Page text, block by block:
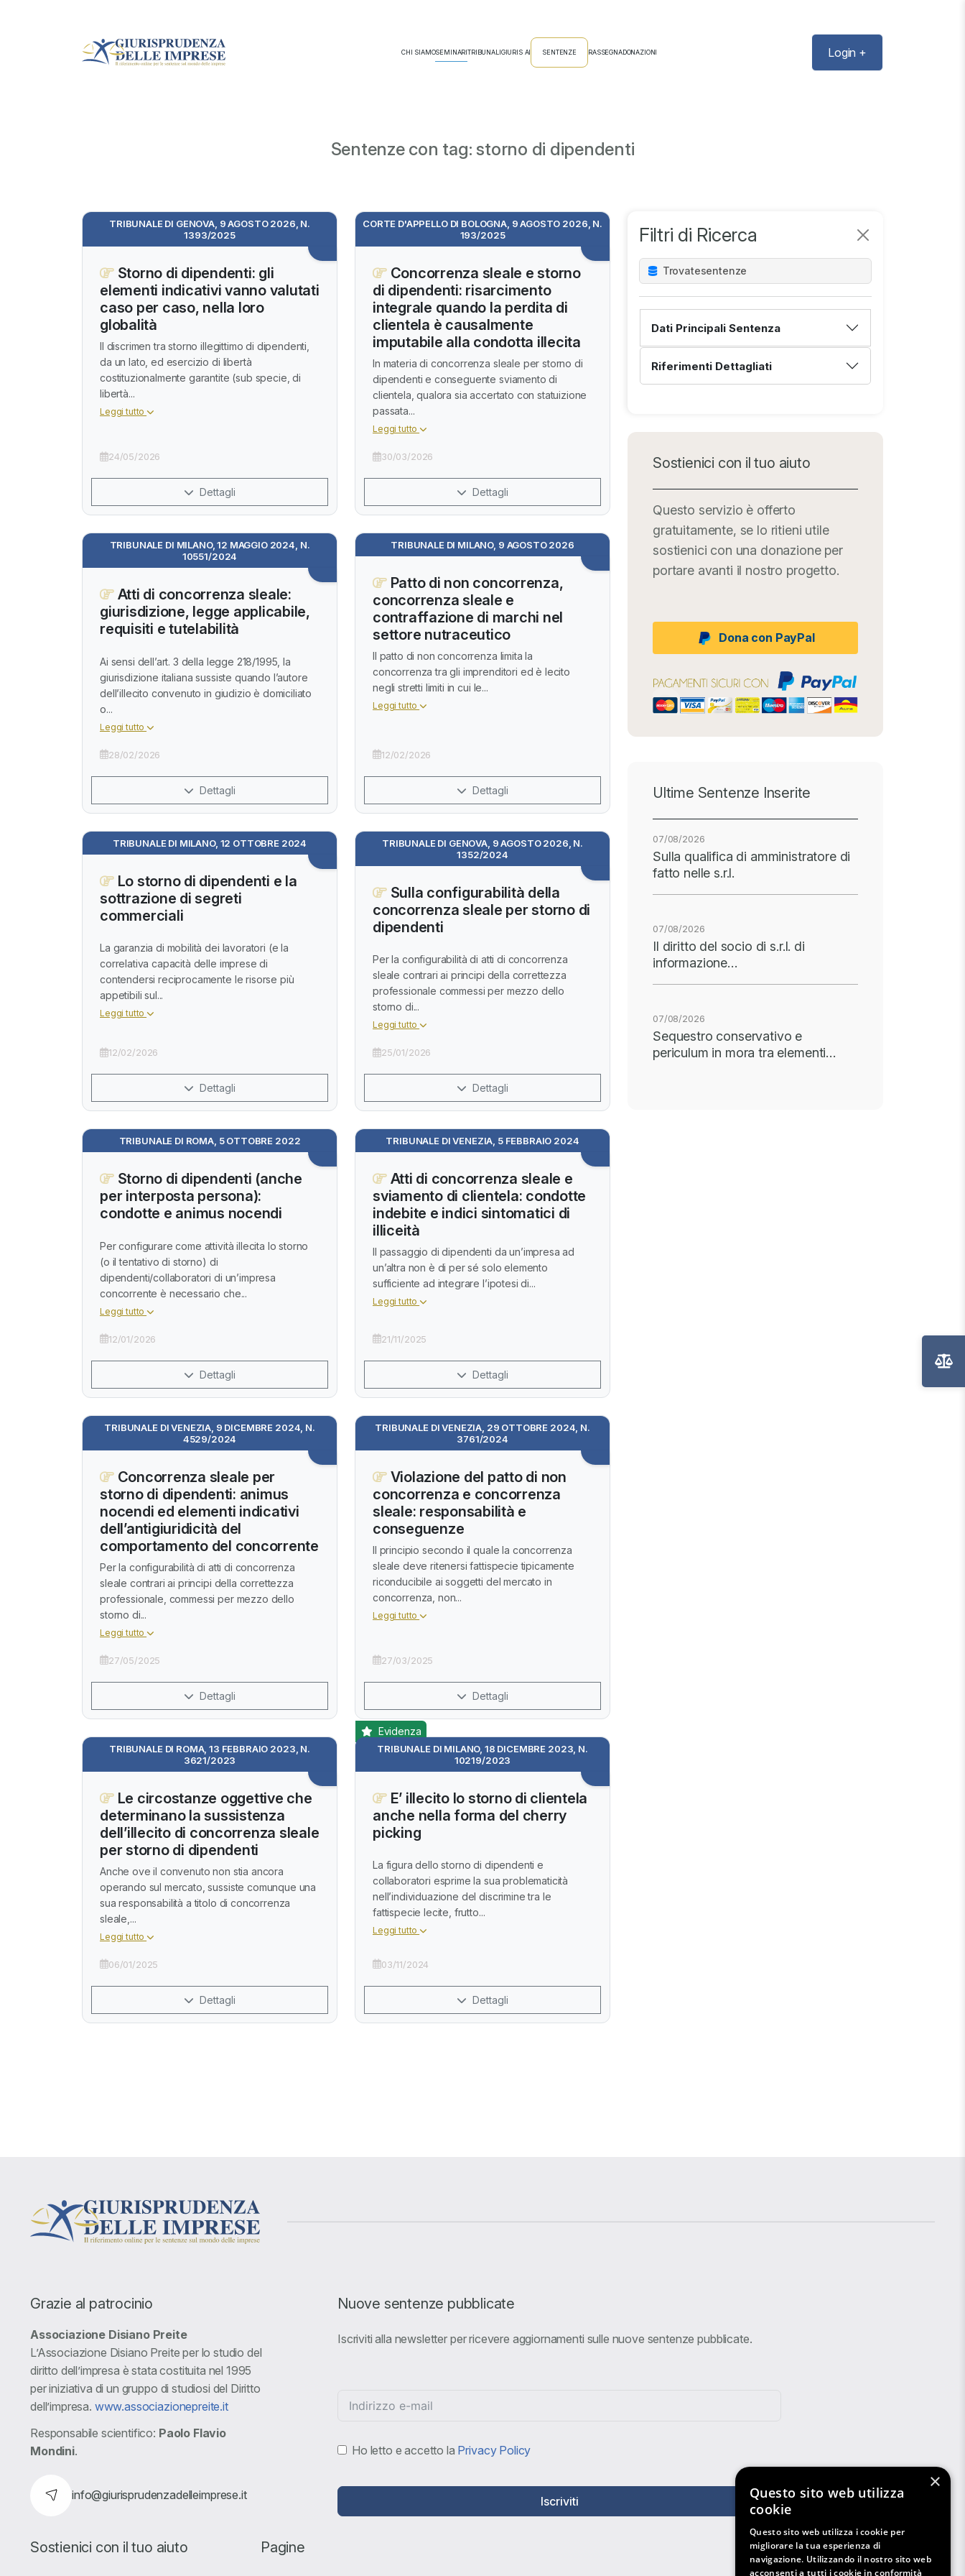
CHI SIAMOSEMINARITRIBUNALIGIURIS AI SENTENZE RASSEGNADONAZIONI Login +
Sentenze con tag: storno di dipendenti
Filtri di Ricerca
Trovatesentenze
Dati Principali Sentenza
Riferimenti Dettagliati
Sostienici con il tuo aiuto
Questo servizio è offerto
gratuitamente, se lo ritieni utile
sostienici con una donazione per
portare avanti il nostro progetto.
Dona con PayPal
Ultime Sentenze Inserite
07/08/2026
Sulla qualifica di amministratore di
fatto nelle s.r.l.
07/08/2026
Il diritto del socio di s.r.l. di
informazione…
07/08/2026
Sequestro conservativo e
periculum in mora tra elementi…
TRIBUNALE DI GENOVA, 9 AGOSTO 2026, N.
1393/2025
Storno di dipendenti: gli
elementi indicativi vanno valutati
caso per caso, nella loro
globalità
Il discrimen tra storno illegittimo di dipendenti,
da un lato, ed esercizio di libertà
costituzionalmente garantite (sub specie, di
libertà...
Leggi tutto
24/05/2026
Dettagli
CORTE D'APPELLO DI BOLOGNA, 9 AGOSTO 2026, N.
193/2025
Concorrenza sleale e storno
di dipendenti: risarcimento
integrale quando la perdita di
clientela è causalmente
imputabile alla condotta illecita
In materia di concorrenza sleale per storno di
dipendenti e conseguente sviamento di
clientela, qualora sia accertato con statuizione
passata...
Leggi tutto
30/03/2026
Dettagli
TRIBUNALE DI MILANO, 12 MAGGIO 2024, N.
10551/2024
Atti di concorrenza sleale:
giurisdizione, legge applicabile,
requisiti e tutelabilità
Ai sensi dell’art. 3 della legge 218/1995, la
giurisdizione italiana sussiste quando l’autore
dell’illecito convenuto in giudizio è domiciliato
o...
Leggi tutto
28/02/2026
Dettagli
TRIBUNALE DI MILANO, 9 AGOSTO 2026
Patto di non concorrenza,
concorrenza sleale e
contraffazione di marchi nel
settore nutraceutico
Il patto di non concorrenza limita la
concorrenza tra gli imprenditori ed è lecito
negli stretti limiti in cui le...
Leggi tutto
12/02/2026
Dettagli
TRIBUNALE DI MILANO, 12 OTTOBRE 2024
Lo storno di dipendenti e la
sottrazione di segreti
commerciali
La garanzia di mobilità dei lavoratori (e la
correlativa capacità delle imprese di
contendersi reciprocamente le risorse più
appetibili sul...
Leggi tutto
12/02/2026
Dettagli
TRIBUNALE DI GENOVA, 9 AGOSTO 2026, N.
1352/2024
Sulla configurabilità della
concorrenza sleale per storno di
dipendenti
Per la configurabilità di atti di concorrenza
sleale contrari ai principi della correttezza
professionale commessi per mezzo dello
storno di...
Leggi tutto
25/01/2026
Dettagli
TRIBUNALE DI ROMA, 5 OTTOBRE 2022
Storno di dipendenti (anche
per interposta persona):
condotte e animus nocendi
Per configurare come attività illecita lo storno
(o il tentativo di storno) di
dipendenti/collaboratori di un’impresa
concorrente è necessario che...
Leggi tutto
12/01/2026
Dettagli
TRIBUNALE DI VENEZIA, 5 FEBBRAIO 2024
Atti di concorrenza sleale e
sviamento di clientela: condotte
indebite e indici sintomatici di
illiceità
Il passaggio di dipendenti da un’impresa ad
un’altra non è di per sé solo elemento
sufficiente ad integrare l’ipotesi di...
Leggi tutto
21/11/2025
Dettagli
TRIBUNALE DI VENEZIA, 9 DICEMBRE 2024, N.
4529/2024
Concorrenza sleale per
storno di dipendenti: animus
nocendi ed elementi indicativi
dell’antigiuridicità del
comportamento del concorrente
Per la configurabilità di atti di concorrenza
sleale contrari ai principi della correttezza
professionale, commessi per mezzo dello
storno di...
Leggi tutto
27/05/2025
Dettagli
TRIBUNALE DI VENEZIA, 29 OTTOBRE 2024, N.
3761/2024
Violazione del patto di non
concorrenza e concorrenza
sleale: responsabilità e
conseguenze
Il principio secondo il quale la concorrenza
sleale deve ritenersi fattispecie tipicamente
riconducibile ai soggetti del mercato in
concorrenza, non...
Leggi tutto
27/03/2025
Dettagli
TRIBUNALE DI ROMA, 13 FEBBRAIO 2023, N.
3621/2023
Le circostanze oggettive che
determinano la sussistenza
dell’illecito di concorrenza sleale
per storno di dipendenti
Anche ove il convenuto non stia ancora
operando sul mercato, sussiste comunque una
sua responsabilità a titolo di concorrenza
sleale,...
Leggi tutto
06/01/2025
Dettagli
TRIBUNALE DI MILANO, 18 DICEMBRE 2023, N.
10219/2023
Evidenza
E’ illecito lo storno di clientela
anche nella forma del cherry
picking
La figura dello storno di dipendenti e
collaboratori esprime la sua problematicità
nell’individuazione del discrimine tra le
fattispecie lecite, frutto...
Leggi tutto
03/11/2024
Dettagli
Grazie al patrocinio
Associazione Disiano Preite
L’Associazione Disiano Preite per lo studio del
diritto dell’impresa è stata costituita nel 1995
per iniziativa di un gruppo di studiosi del Diritto
dell’impresa. www.associazionepreite.it
Responsabile scientifico: Paolo Flavio
Mondini.
info@giurisprudenzadelleimprese.it
Nuove sentenze pubblicate
Iscriviti alla newsletter per ricevere aggiornamenti sulle nuove sentenze pubblicate.
Ho letto e accetto la Privacy Policy
Iscriviti
Sostienici con il tuo aiuto Pagine
×
Questo sito web utilizza
cookie
Questo sito web utilizza i cookie per
migliorare la tua esperienza di
navigazione. Utilizzando il nostro sito web
acconsenti a tutti i cookie in conformità